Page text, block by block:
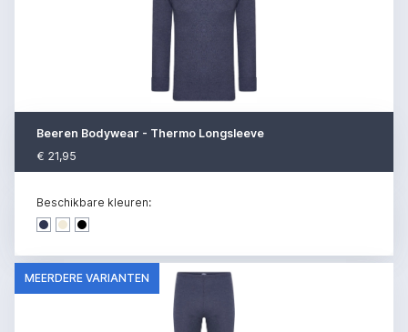
Beeren Bodywear - Thermo Longsleeve
€ 21,95
Beschikbare kleuren:
Dark denim
Dark denim
Dark denim
MEERDERE VARIANTEN